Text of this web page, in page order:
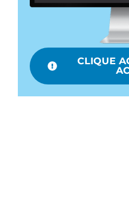
CLIQUE